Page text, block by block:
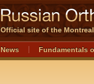
Official site of the
News Fundamentals